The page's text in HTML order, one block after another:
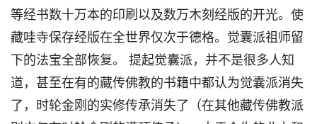
等经书数十万本的印刷以及数万木刻经版的开光。使
藏哇寺保存经版在全世界仅次于德格。觉囊派祖师留
下的法宝全部恢复。 提起觉囊派，并不是很多人知
道，甚至在有的藏传佛教的书籍中都认为觉囊派消失
了，时轮金刚的实修传承消失了（在其他藏传佛教派